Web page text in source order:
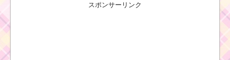
スポンサーリンク